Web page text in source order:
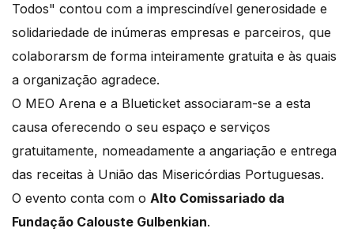
Todos" contou com a imprescindível generosidade e
solidariedade de inúmeras empresas e parceiros, que
colaborarsm de forma inteiramente gratuita e às quais
a organização agradece.
O MEO Arena e a Blueticket associaram-se a esta
causa oferecendo o seu espaço e serviços
gratuitamente, nomeadamente a angariação e entrega
das receitas à União das Misericórdias Portuguesas.
O evento conta com o Alto Comissariado da
Fundação Calouste Gulbenkian.